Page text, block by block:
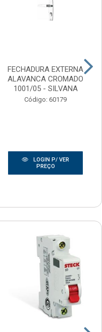
FECHADURA EXTERNA
ALAVANCA CROMADO
1001/05 - SILVANA
Código: 60179
LOGIN P/ VER
PREÇO